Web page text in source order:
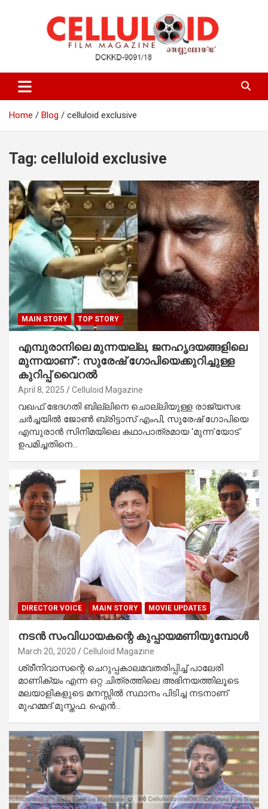
celluloid
Home Blog celluloid exclusive
Tag: celluloid exclusive
MAIN STORY TOP STORY
എമ്പുരാനിലെ മുന്നയല്ല, ജനഹൃദയങ്ങളിലെ
മുന്നയാണ്”: സുരേഷ് ഗോപിയെക്കുറിച്ചുള്ള
കുറിപ്പ് വൈറൽ
April 8, 2025 Celluloid Magazine
വഖഫ് ഭേദഗതി ബില്ലിനെ ചൊല്ലിയുള്ള രാജ്യസഭ
ചർച്ചയിൽ ജോൺ ബ്രിട്ടാസ് എംപി, സുരേഷ് ഗോപിയെ
എമ്പുരാൻ സിനിമയിലെ കഥാപാത്രമായ ‘മുന്ന’യോട്
ഉപമിച്ചതിനെ…
DIRECTOR VOICE MAIN STORY MOVIE UPDATES
നടന്‍ സംവിധായകന്റെ കുപ്പായമണിയുമ്പോള്‍
March 20, 2020 Celluloid Magazine
ശ്രീനിവാസന്റെ ചെറുപ്പകാലമവതരിപ്പിച്ച് പാലേരി
മാണിക്യം എന്ന ഒറ്റ ചിത്രത്തിലെ അഭിനയത്തിലൂടെ
മലയാളികളുടെ മനസ്സില്‍ സ്ഥാനം പിടിച്ച നടനാണ്
മുഹമ്മദ് മുസ്തഫ. ഐന്‍…